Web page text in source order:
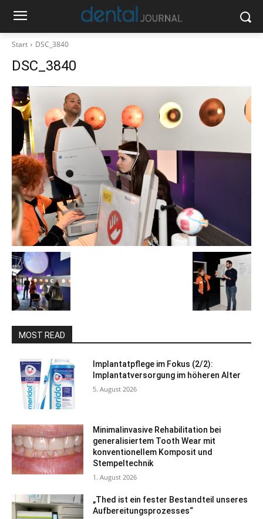
Start DSC_3840
DSC_3840
MOST READ
Implantatpflege im Fokus (2/2):
Implantatversorgung im höheren Alter
5. August 2026
Minimalinvasive Rehabilitation bei
generalisiertem Tooth Wear mit
konventionellem Komposit und
Stempeltechnik
1. August 2026
„Thed ist ein fester Bestandteil unseres
Aufbereitungsprozesses“